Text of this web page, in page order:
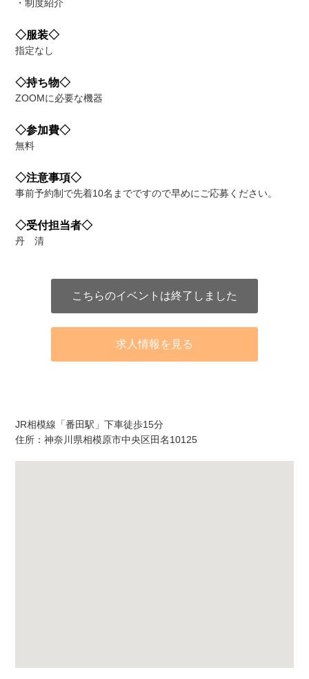
・制度紹介
◇服装◇
指定なし
◇持ち物◇
ZOOMに必要な機器
◇参加費◇
無料
◇注意事項◇
事前予約制で先着10名までですので早めにご応募ください。
◇受付担当者◇
丹 清
こちらのイベントは終了しました
求人情報を見る
JR相模線「番田駅」下車徒歩15分
住所：神奈川県相模原市中央区田名10125